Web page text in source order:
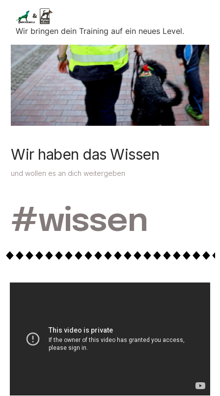
Wir bringen dein Training auf ein neues Level.
Wir haben das Wissen
und wollen es an dich weitergeben
#wissen